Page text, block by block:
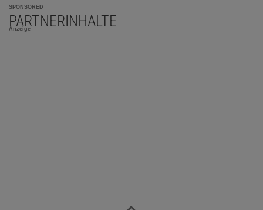
SPONSORED
PARTNERINHALTE
Anzeige